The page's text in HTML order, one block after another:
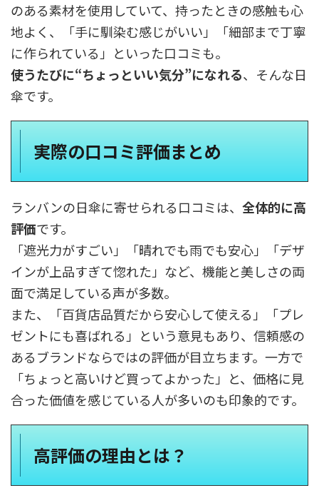
のある素材を使用していて、持ったときの感触も心
地よく、「手に馴染む感じがいい」「細部まで丁寧
に作られている」といった口コミも。
使うたびに“ちょっといい気分”になれる、そんな日
傘です。
実際の口コミ評価まとめ
ランバンの日傘に寄せられる口コミは、 全体的に高
評価です。
「遮光力がすごい」「晴れでも雨でも安心」「デザ
インが上品すぎて惚れた」など、機能と美しさの両
面で満足している声が多数。
また、「百貨店品質だから安心して使える」「プレ
ゼントにも喜ばれる」という意見もあり、信頼感の
あるブランドならではの評価が目立ちます。一方で
「ちょっと高いけど買ってよかった」と、価格に見
合った価値を感じている人が多いのも印象的です。
高評価の理由とは？